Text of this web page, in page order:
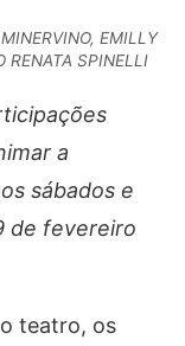
EMILLY
RENATA SPINELLI
a
sábados e
de fevereiro
teatro, os